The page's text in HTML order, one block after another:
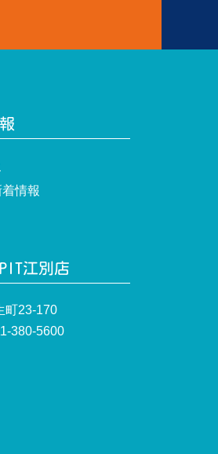
情報
江別店
町23-170
380-5600